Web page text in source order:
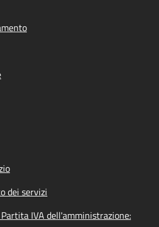
dei servizi
IVA dell'amministrazione: